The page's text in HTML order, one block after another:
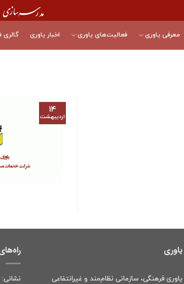
معرفی یاوری فعالیت‌های یاوری اخبار یاوری
۱۴
اردیبهشت
یاوری
فرهنگی، سازمانی نظام‌مند و غیرانتفاعی